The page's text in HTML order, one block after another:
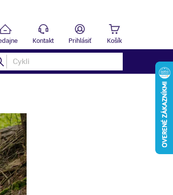
Kontakt Prihlásiť Košík